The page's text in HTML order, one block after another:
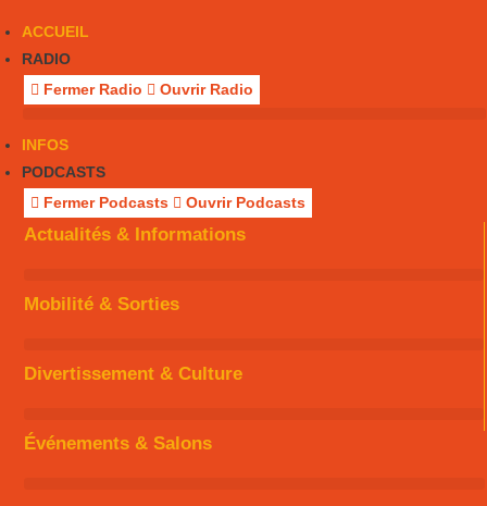
ACCUEIL
RADIO
Fermer Radio
Ouvrir Radio
INFOS
PODCASTS
Fermer Podcasts
Ouvrir Podcasts
Actualités & Informations
Mobilité & Sorties
Divertissement & Culture
Événements & Salons